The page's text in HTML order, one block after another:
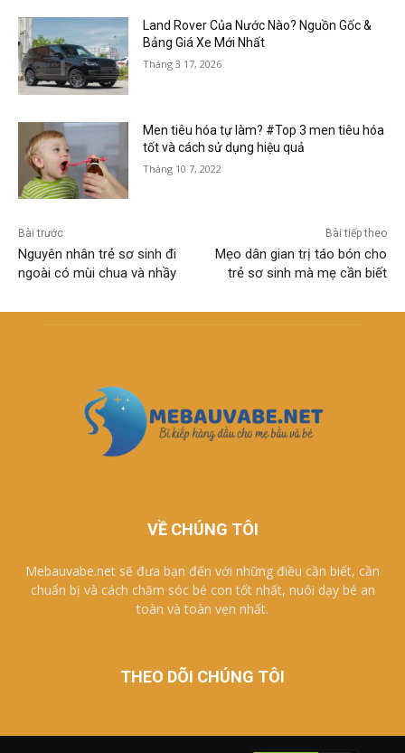
Land Rover Của Nước Nào? Nguồn Gốc &
Bảng Giá Xe Mới Nhất
Tháng 3 17, 2026
Men tiêu hóa tự làm? #Top 3 men tiêu hóa
tốt và cách sử dụng hiệu quả
Tháng 10 7, 2022
Bài trước
Nguyên nhân trẻ sơ sinh đi
ngoài có mùi chua và nhầy
Bài tiếp theo
Mẹo dân gian trị táo bón cho
trẻ sơ sinh mà mẹ cần biết
VỀ CHÚNG TÔI
Mebauvabe.net sẽ đưa bạn đến với những điều cần biết, cần
chuẩn bị và cách chăm sóc bé con tốt nhất, nuôi dạy bé an
toàn và toàn vẹn nhất.
THEO DÕI CHÚNG TÔI